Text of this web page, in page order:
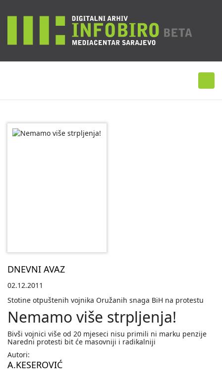
DNEVNI AVAZ
02.12.2011
Stotine otpuštenih vojnika Oružanih snaga BiH na protestu
Nemamo više strpljenja!
Bivši vojnici više od 20 mjeseci nisu primili ni marku penzije
Naredni protesti bit će masovniji i radikalniji
Autori:
A.KESEROVIĆ